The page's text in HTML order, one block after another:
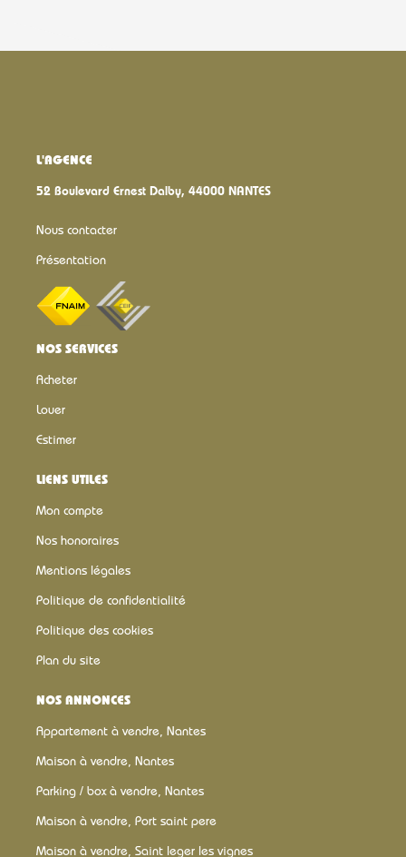
L'AGENCE
52 Boulevard Ernest Dalby, 44000 NANTES
Nous contacter
Présentation
NOS SERVICES
Acheter
Louer
Estimer
LIENS UTILES
Mon compte
Nos honoraires
Mentions légales
Politique de confidentialité
Politique des cookies
Plan du site
NOS ANNONCES
Appartement à vendre, Nantes
Maison à vendre, Nantes
Parking / box à vendre, Nantes
Maison à vendre, Port saint pere
Maison à vendre, Saint leger les vignes